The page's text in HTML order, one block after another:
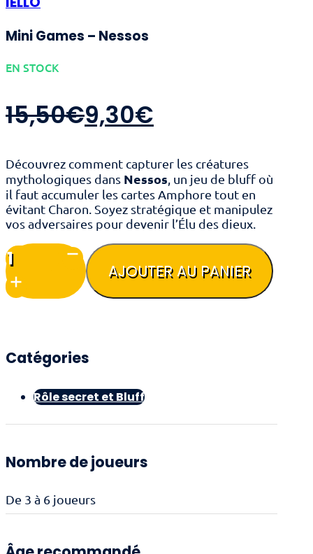
Mini Games – Nessos
EN STOCK
15,50€
Le
initial
était :
15,50€.
9,30€
Le
actuel
est :
9,30€.
Découvrez comment capturer les créatures
mythologiques dans Nessos , un jeu de bluff où
il faut accumuler les cartes Amphore tout en
évitant Charon. Soyez stratégique et manipulez
vos adversaires pour devenir l’Élu des dieux.
quantité
de
Mini
Games
AJOUTER AU PANIER
Catégories
Rôle secret et Bluff
Nombre de joueurs
De 3 à 6 joueurs